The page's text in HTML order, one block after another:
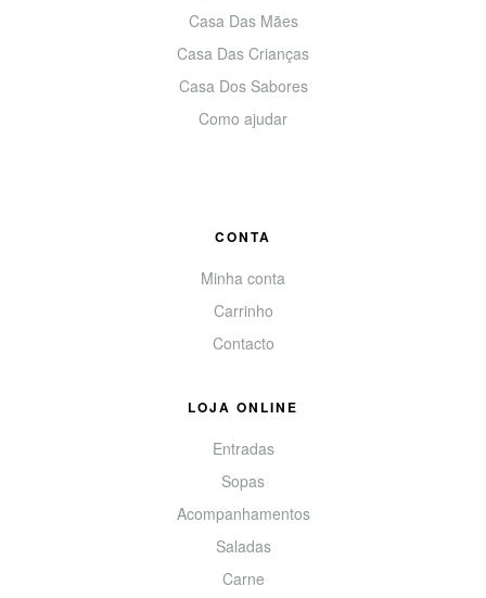
Casa Das Mães
Casa Das Crianças
Casa Dos Sabores
Como ajudar
CONTA
Minha conta
Carrinho
Contacto
LOJA ONLINE
Entradas
Sopas
Acompanhamentos
Saladas
Carne